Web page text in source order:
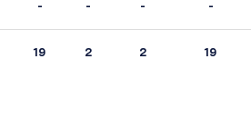
- - - -
19 2 2 19